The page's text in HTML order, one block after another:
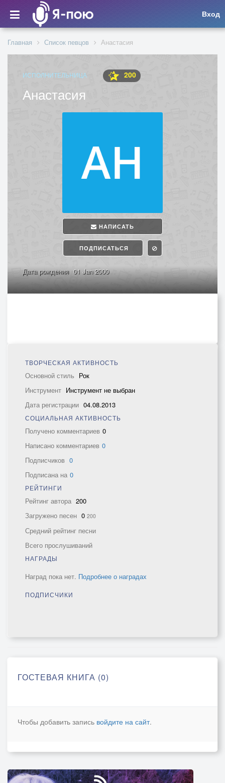
Вход
Главная Список певцов Анастасия
ИСПОЛНИТЕЛЬНИЦА 200
Анастасия
НАПИСАТЬ
ПОДПИСАТЬСЯ
Дата рождения 01 Jan 2000
ТВОРЧЕСКАЯ АКТИВНОСТЬ
Основной стиль Рок
Инструмент Инструмент не выбран
Дата регистрации 04.08.2013
СОЦИАЛЬНАЯ АКТИВНОСТЬ
Получено комментариев 0
Написано комментариев 0
Подписчиков 0
Подписана на 0
РЕЙТИНГИ
Рейтинг автора 200
Загружено песен 0 200
Средний рейтинг песни
Всего прослушиваний
НАГРАДЫ
Наград пока нет. Подробнее о наградах
ПОДПИСЧИКИ
ГОСТЕВАЯ КНИГА (0)
Чтобы добавить запись войдите на сайт.